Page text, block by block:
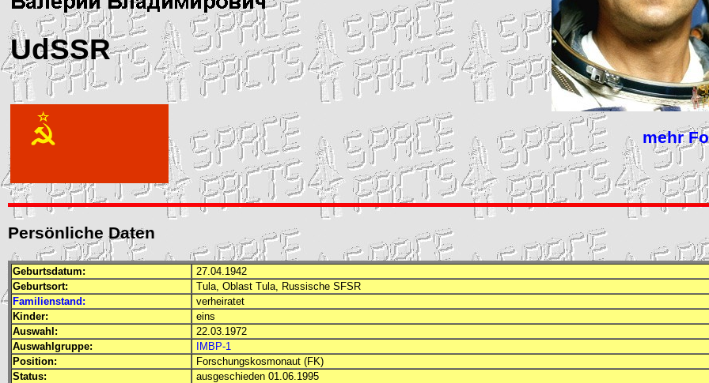
mehr
UdSSR
Persönliche Daten
Geburtsdatum:
27.04.1942
Geburtsort:
Tula, Oblast Tula, Russische SFSR
Familienstand:
verheiratet
Kinder:
eins
Auswahl:
22.03.1972
Auswahlgruppe:
IMBP-1
Position:
Forschungskosmonaut (FK)
Status:
ausgeschieden 01.06.1995